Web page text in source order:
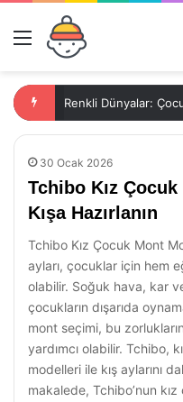
Menü
Renkli Dünyalar:
30 Ocak 2026
Tchibo Kız
Kışa Hazırlanın
Tchibo Kız Çocuk Mont
ayları, çocuklar için hem
olabilir. Soğuk hava, kar
çocukların dışarıda
mont seçimi, bu
yardımcı olabilir. Tchibo,
modelleri ile kış aylarını
makalede, Tchibo’nun